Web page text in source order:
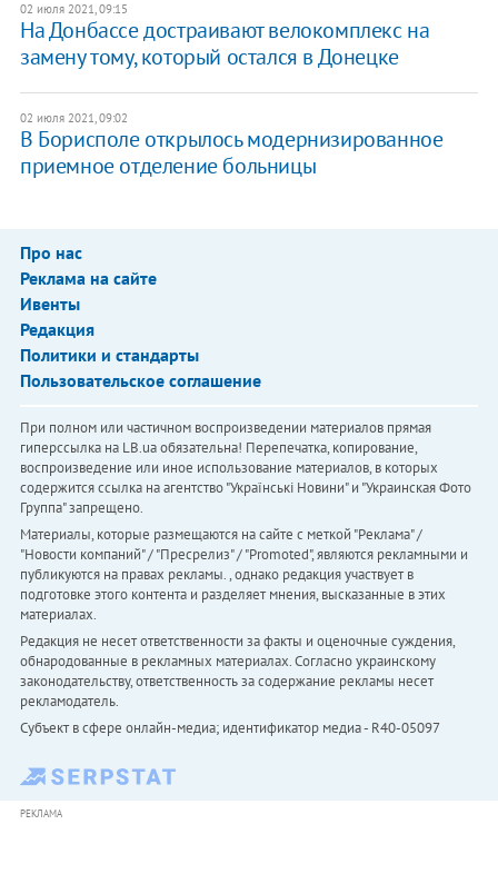
02 июля 2021, 09:15
На Донбассе достраивают велокомплекс на
замену тому, который остался в Донецке
02 июля 2021, 09:02
В Борисполе открылось модернизированное
приемное отделение больницы
Про нас
Реклама на сайте
Ивенты
Редакция
Политики и стандарты
Пользовательское соглашение
При полном или частичном воспроизведении материалов прямая
гиперссылка на LB.ua обязательна! Перепечатка, копирование,
воспроизведение или иное использование материалов, в которых
содержится ссылка на агентство "Українськi Новини" и "Украинская Фото
Группа" запрещено.
Материалы, которые размещаются на сайте с меткой "Реклама" /
"Новости компаний" / "Пресрелиз" / "Promoted", являются рекламными и
публикуются на правах рекламы. , однако редакция участвует в
подготовке этого контента и разделяет мнения, высказанные в этих
материалах.
Редакция не несет ответственности за факты и оценочные суждения,
обнародованные в рекламных материалах. Согласно украинскому
законодательству, ответственность за содержание рекламы несет
рекламодатель.
Субъект в сфере онлайн-медиа; идентификатор медиа - R40-05097
РЕКЛАМА